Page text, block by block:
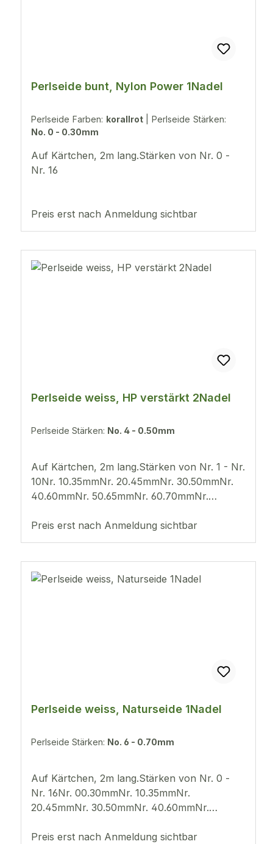
Perlseide bunt, Nylon Power 1Nadel
Perlseide Farben: korallrot
Perlseide Stärken:
No. 0 - 0.30mm
Auf Kärtchen, 2m lang.Stärken von Nr. 0 -
Nr. 16
Preis erst nach Anmeldung sichtbar
Perlseide weiss, HP verstärkt 2Nadel
Perlseide Stärken: No. 4 - 0.50mm
Auf Kärtchen, 2m lang.Stärken von Nr. 1 - Nr.
10Nr. 10.35mmNr. 20.45mmNr. 30.50mmNr.
40.60mmNr. 50.65mmNr. 60.70mmNr.
Preis erst nach Anmeldung sichtbar
Perlseide weiss, Naturseide 1Nadel
Perlseide Stärken: No. 6 - 0.70mm
Auf Kärtchen, 2m lang.Stärken von Nr. 0 -
Nr. 16Nr. 00.30mmNr. 10.35mmNr.
20.45mmNr. 30.50mmNr. 40.60mmNr.
80.80mmNr. 100.90mmNr. 120.98mmNr.
Preis erst nach Anmeldung sichtbar